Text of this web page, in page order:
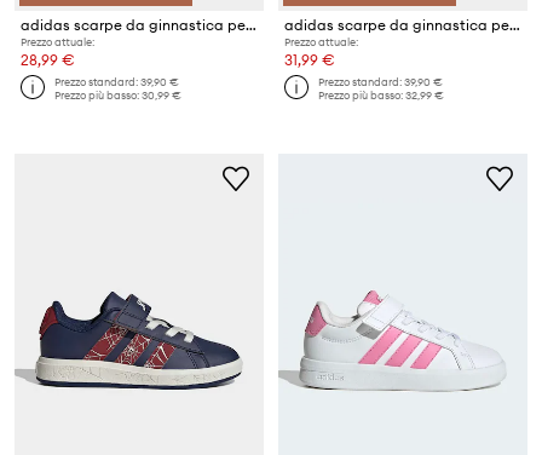
adidas scarpe da ginnastica per bambini GRAND COURT 3.0
Prezzo attuale:
28,99 €
Prezzo standard:39,90 €
Prezzo più basso:30,99 €
adidas scarpe da ginnastica per bambini GRAND COURT 3.0
Prezzo attuale:
31,99 €
Prezzo standard:39,90 €
Prezzo più basso:32,99 €